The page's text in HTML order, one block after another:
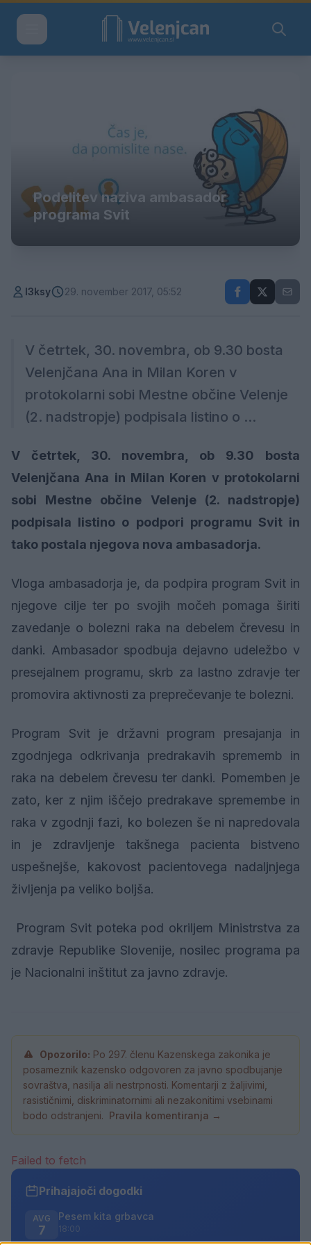
Podelitev naziva ambasador
programa Svit
l3ksy 29. november 2017, 05:52
V četrtek, 30. novembra, ob 9.30 bosta
Velenjčana Ana in Milan Koren v
protokolarni sobi Mestne občine Velenje
(2. nadstropje) podpisala listino o ...
V četrtek, 30. novembra, ob 9.30 bosta
Velenjčana Ana in Milan Koren v protokolarni
sobi Mestne občine Velenje (2. nadstropje)
podpisala listino o podpori programu Svit in
tako postala njegova nova ambasadorja.
Vloga ambasadorja je, da podpira program Svit in
njegove cilje ter po svojih močeh pomaga širiti
zavedanje o bolezni raka na debelem črevesu in
danki. Ambasador spodbuja dejavno udeležbo v
presejalnem programu, skrb za lastno zdravje ter
promovira aktivnosti za preprečevanje te bolezni.
Program Svit je državni program presajanja in
zgodnjega odkrivanja predrakavih sprememb in
raka na debelem črevesu ter danki. Pomemben je
zato, ker z njim iščejo predrakave spremembe in
raka v zgodnji fazi, ko bolezen še ni napredovala
in je zdravljenje takšnega pacienta bistveno
uspešnejše, kakovost pacientovega nadaljnjega
življenja pa veliko boljša.
Program Svit poteka pod okriljem Ministrstva za
zdravje Republike Slovenije, nosilec programa pa
je Nacionalni inštitut za javno zdravje.
Opozorilo: Po 297. členu Kazenskega zakonika je
posameznik kazensko odgovoren za javno spodbujanje
sovraštva, nasilja ali nestrpnosti. Komentarji z žaljivimi,
rasističnimi, diskriminatornimi ali nezakonitimi vsebinami
bodo odstranjeni. Pravila komentiranja →
Failed to fetch
Prihajajoči dogodki
AVG
7
Pesem kita grbavca
18:00